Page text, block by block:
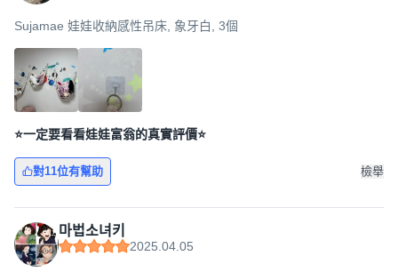
Sujamae 娃娃收納感性吊床, 象牙白, 3個
⭐️一定要看看娃娃富翁的真實評價⭐️
對11位有幫助 檢舉
마법소녀키
2025.04.05